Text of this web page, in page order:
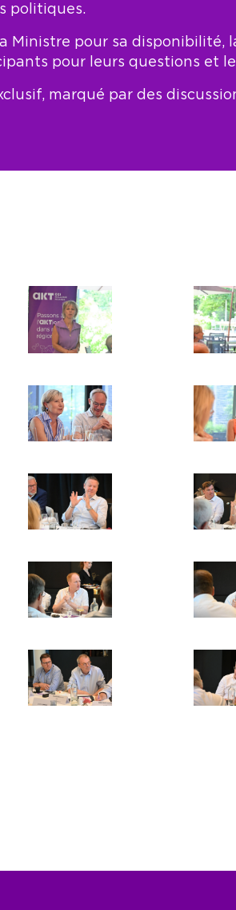
politiques.
Ministre pour sa
pour leurs questions et
marqué par des